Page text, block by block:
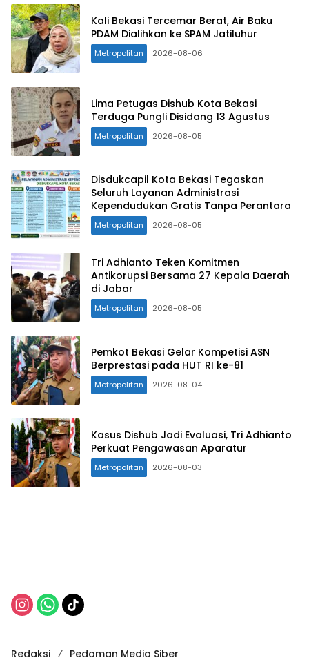
Kali Bekasi Tercemar Berat, Air Baku
PDAM Dialihkan ke SPAM Jatiluhur
Metropolitan 2026-08-06
Lima Petugas Dishub Kota Bekasi
Terduga Pungli Disidang 13 Agustus
Metropolitan 2026-08-05
Disdukcapil Kota Bekasi Tegaskan
Seluruh Layanan Administrasi
Kependudukan Gratis Tanpa Perantara
Metropolitan 2026-08-05
Tri Adhianto Teken Komitmen
Antikorupsi Bersama 27 Kepala Daerah
di Jabar
Metropolitan 2026-08-05
Pemkot Bekasi Gelar Kompetisi ASN
Berprestasi pada HUT RI ke-81
Metropolitan 2026-08-04
Kasus Dishub Jadi Evaluasi, Tri Adhianto
Perkuat Pengawasan Aparatur
Metropolitan 2026-08-03
Redaksi Pedoman Media Siber